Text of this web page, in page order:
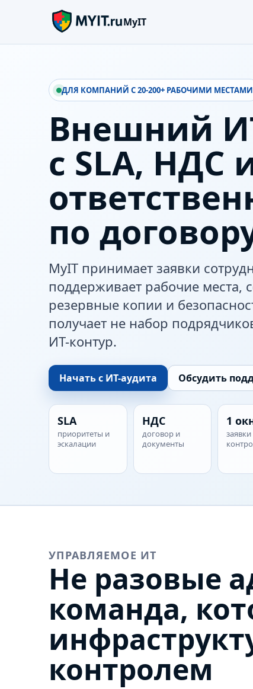
MyIT
ДЛЯ КОМПАНИЙ С 20-200+ РАБОЧИМИ МЕСТАМИ
Внешний
с SLA, НДС
по
MyIT принимает заявки
поддерживает рабочие места,
резервные копии и
получает не набор
ИТ-контур.
Начать с ИТ-аудита Обсудить
SLA
приоритеты и
эскалации
НДС
договор и
документы
1
УПРАВЛЯЕМОЕ ИТ
Не разовые
команда,
контролем